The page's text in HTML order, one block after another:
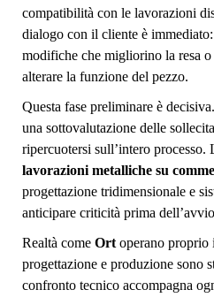
compatibilità con le lavorazioni
dialogo con il cliente è
modifiche che migliorino la resa
alterare la funzione del pezzo.
Questa fase preliminare è
una sottovalutazione delle
ripercuotersi sull’intero processo.
lavorazioni metalliche su
progettazione tridimensionale e
anticipare criticità prima
Realtà come Ort operano proprio
progettazione e produzione sono
confronto tecnico accompagna